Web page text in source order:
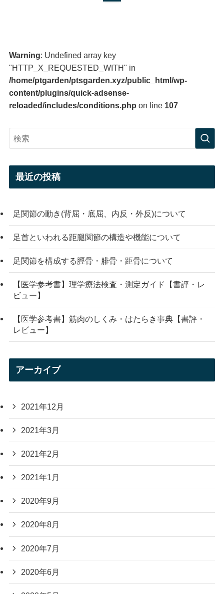
Warning: Undefined array key
"HTTP_X_REQUESTED_WITH" in
/home/ptgarden/ptsgarden.xyz/public_html/wp-
content/plugins/quick-adsense-
reloaded/includes/conditions.php on line 107
最近の投稿
足関節の動き(背屈・底屈、内反・外反)について
足首といわれる距腿関節の構造や機能について
足関節を構成する脛骨・腓骨・距骨について
【医学参考書】理学療法検査・測定ガイド【書評・レ
ビュー】
【医学参考書】筋肉のしくみ・はたらき事典【書評・
レビュー】
アーカイブ
2021年12月
2021年3月
2021年2月
2021年1月
2020年9月
2020年8月
2020年7月
2020年6月